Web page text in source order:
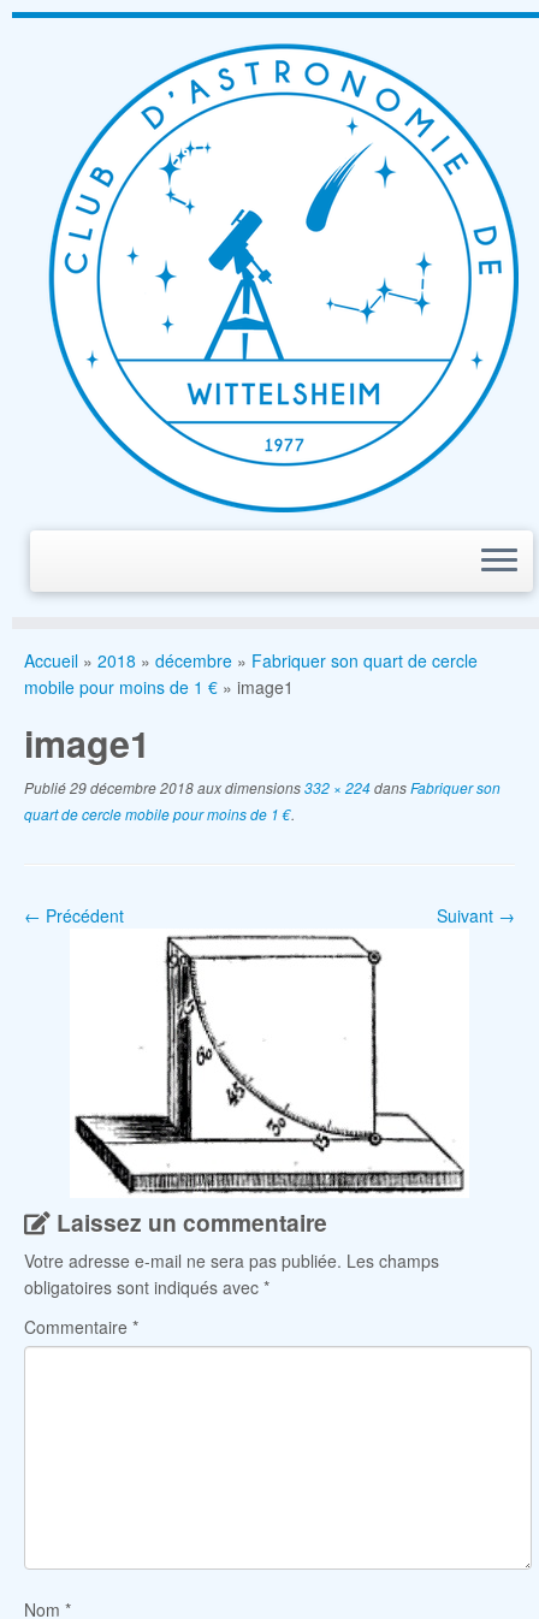
Passer
Accueil » 2018 » décembre » Fabriquer son quart de cercle
mobile pour moins de 1 € » image1
image1
Publié29 décembre 2018aux dimensions332 × 224dansFabriquer son
quart de cercle mobile pour moins de 1 €.
← Précédent Suivant →
Laissez un commentaire
Votre adresse e-mail ne sera pas publiée. Les champs
obligatoires sont indiqués avec *
Commentaire *
Nom *